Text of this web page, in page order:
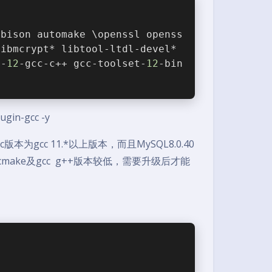
automake \openssl openss
libtool-ltdl-devel*
12-gcc-c++ gcc-toolset- 12-bin
gcc -y
本为gcc 11.*以上版本，而且MySQL8.0.40
及gcc g++版本较低，需要升级后才能